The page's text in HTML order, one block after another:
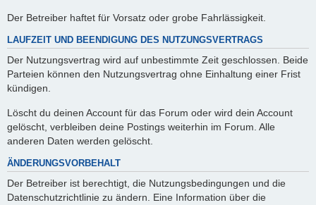
Der Betreiber haftet für Vorsatz oder grobe Fahrlässigkeit.
LAUFZEIT UND BEENDIGUNG DES NUTZUNGSVERTRAGS
Der Nutzungsvertrag wird auf unbestimmte Zeit geschlossen. Beide
Parteien können den Nutzungsvertrag ohne Einhaltung einer Frist
kündigen.
Löscht du deinen Account für das Forum oder wird dein Account
gelöscht, verbleiben deine Postings weiterhin im Forum. Alle
anderen Daten werden gelöscht.
ÄNDERUNGSVORBEHALT
Der Betreiber ist berechtigt, die Nutzungsbedingungen und die
Datenschutzrichtlinie zu ändern. Eine Information über die